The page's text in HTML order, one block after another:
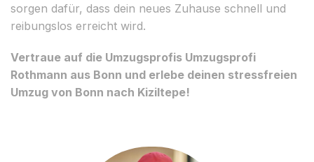
sorgen dafür, dass dein neues Zuhause schnell und
reibungslos erreicht wird.
Vertraue auf die Umzugsprofis Umzugsprofi
Rothmann aus Bonn und erlebe deinen stressfreien
Umzug von Bonn nach Kiziltepe!